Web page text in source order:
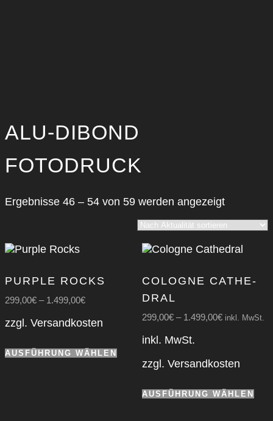
ALU-DIBOND
FOTODRUCK
Ergebnisse 46 – 54 von 59 werden angezeigtNach
sortiert
PUR­PLE ROCKS
299,00€ – 1.499,00€
zzgl. Versandkosten
AUSFÜHRUNG WÄHLEN
Dieses
Produkt
Varianten
COLO­GNE CATHE­
DRAL
299,00€– 1.499,00€ inkl. MwSt.
inkl. MwSt.
zzgl. Versandkosten
AUSFÜHRUNG WÄHLEN